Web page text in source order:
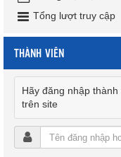
Tổng lượt truy cập
THÀNH VIÊN
Hãy đăng nhập
trên site